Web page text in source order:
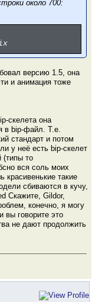
около 700:
версию 1.5, она
и анимация тоже
скелета она
в bip-файл. Т.е.
стандарт и потом
у неё есть bip-скелет
(типы то
вся соль моих
красивенькие такие
сбиваются в кучу,
Скажите, Gildor,
конечно, я могу
вы говорите это
не дают продолжить